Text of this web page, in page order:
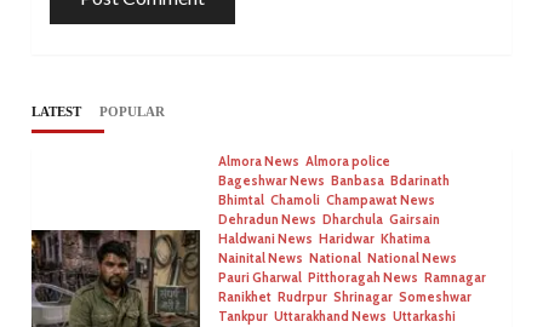
LATEST POPULAR
Almora News Almora police
Bageshwar News Banbasa Bdarinath
Bhimtal Chamoli Champawat News
Dehradun News Dharchula Gairsain
Haldwani News Haridwar Khatima
Nainital News National National News
Pauri Gharwal Pitthoragah News Ramnagar
Ranikhet Rudrpur Shrinagar Someshwar
Tankpur Uttarakhand News Uttarkashi